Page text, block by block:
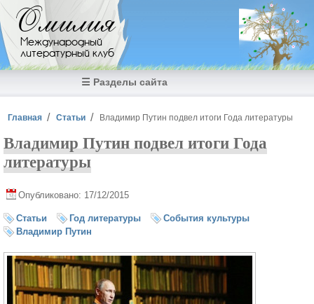
Перейти к основному содержанию
Омилия
Международный
литературный клуб
☰ Разделы сайта
Вы здесь
Главная Статьи Владимир Путин подвел итоги Года литературы
Владимир Путин подвел итоги Года
литературы
Опубликовано: 17/12/2015
Статьи Год литературы
События культуры
Владимир Путин